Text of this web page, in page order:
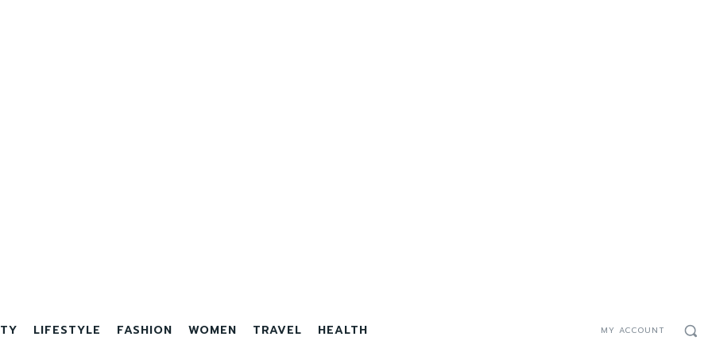
LIFESTYLE FASHION WOMEN TRAVEL HEALTH MY ACCOUNT